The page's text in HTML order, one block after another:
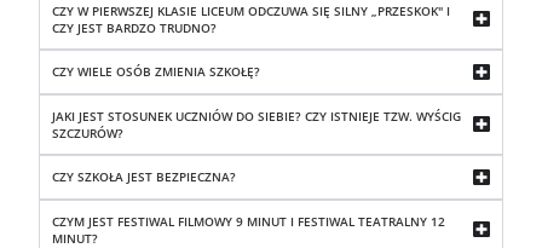
CZY W PIERWSZEJ KLASIE LICEUM ODCZUWA SIĘ SILNY „PRZESKOK" I
CZY JEST BARDZO TRUDNO?
CZY WIELE OSÓB ZMIENIA SZKOŁĘ?
JAKI JEST STOSUNEK UCZNIÓW DO SIEBIE? CZY ISTNIEJE TZW. WYŚCIG
SZCZURÓW?
CZY SZKOŁA JEST BEZPIECZNA?
CZYM JEST FESTIWAL FILMOWY 9 MINUT I FESTIWAL TEATRALNY 12
MINUT?